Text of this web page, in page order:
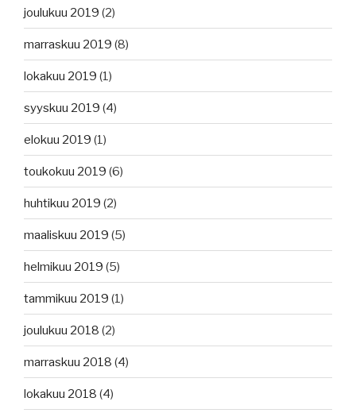
joulukuu 2019 (2)
marraskuu 2019 (8)
lokakuu 2019 (1)
syyskuu 2019 (4)
elokuu 2019 (1)
toukokuu 2019 (6)
huhtikuu 2019 (2)
maaliskuu 2019 (5)
helmikuu 2019 (5)
tammikuu 2019 (1)
joulukuu 2018 (2)
marraskuu 2018 (4)
lokakuu 2018 (4)